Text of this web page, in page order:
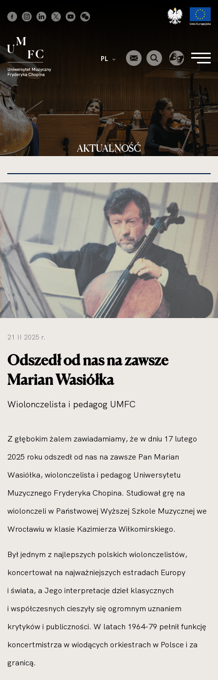
Strona
główna
PL
AKTUALNOŚĆ
kliknięcie
spowoduje
powiększenie
zdjęcia
do
rozmiarów
oryginalnych
21 II 2025 r.
Odszedł od nas na zawsze
Marian Wasiółka
Wiolonczelista i pedagog UMFC
Z głębokim żalem zawiadamiamy, że w dniu 17 lutego
2025 roku odszedł od nas na zawsze Pan Marian
Wasiółka, wiolonczelista i pedagog Uniwersytetu
Muzycznego Fryderyka Chopina. Studiował grę na
wiolonczeli w Państwowej Wyższej Szkole Muzycznej we
Wrocławiu w klasie Kazimierza Wiłkomirskiego.
Był jednym z najlepszych polskich wiolonczelistów,
koncertował na najważniejszych estradach Europy
i świata, a Jego interpretacje dzieł klasycznych
i współczesnych cieszyły się ogromnym uznaniem
krytyków i publiczności. W latach 1964-79 pełnił funkcję
koncertmistrza w wiodących orkiestrach w Polsce i za
granicą.